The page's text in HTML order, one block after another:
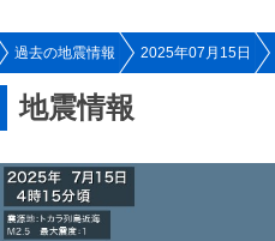
過去の地震情報 2025年07月15日
地震情報